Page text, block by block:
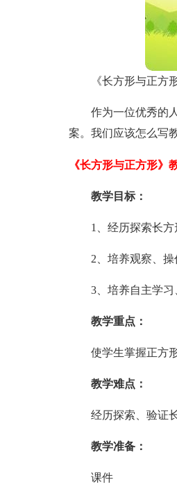
《长方形与正方
作为一位优秀的
案。我们应该怎么写
《长方形与正方形》
教学目标：
1、经历探索长
2、培养观察、操
3、培养自主学习
教学重点：
使学生掌握正方
教学难点：
经历探索、验证
教学准备：
课件